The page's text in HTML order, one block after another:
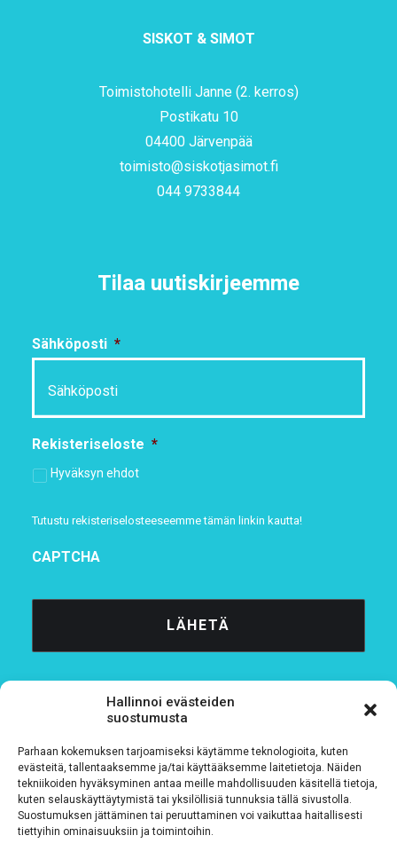
Hallinnoi evästeiden
suostumusta
Parhaan kokemuksen tarjoamiseksi käytämme teknologioita, kuten
evästeitä, tallentaaksemme ja/tai käyttääksemme laitetietoja. Näiden
tekniikoiden hyväksyminen antaa meille mahdollisuuden käsitellä tietoja,
kuten selauskäyttäytymistä tai yksilöllisiä tunnuksia tällä sivustolla.
Suostumuksen jättäminen tai peruuttaminen voi vaikuttaa haitallisesti
tiettyihin ominaisuuksiin ja toimintoihin.
SISKOT & SIMOT
Toimistohotelli Janne (2. kerros)
Postikatu 10
04400 Järvenpää
toimisto@siskotjasimot.fi
044 9733844
Tilaa uutiskirjeemme
Sähköposti *
Rekisteriseloste *
Hyväksyn ehdot
Tutustu rekisteriselosteeseemmetämän linkin kautta!
CAPTCHA
Tietosuojaseloste
Verkkolaskutustiedot